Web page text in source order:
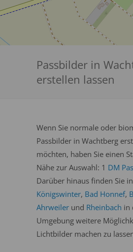
Passbilder in
erstellen lassen
Wenn Sie normale oder
Passbilder in Wachtberg
möchten, haben Sie einen
Nähe zur Auswahl: 1 DM
Darüber hinaus finden Sie in
Königswinter, Bad Honnef,
Ahrweiler und Rheinbach in
Umgebung weitere
Lichtbilder machen zu